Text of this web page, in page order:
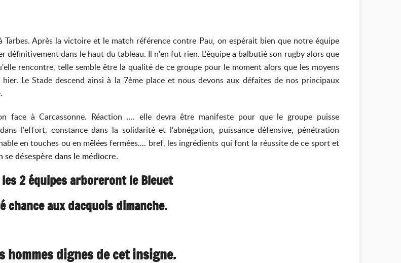
Après la victoire et le match référence contre Pau, on espérait bien que notre équipe
dans le haut du tableau. Il n'en fut rien. L'équipe a balbutié son rugby alors que
rencontre, telle semble être la qualité de ce groupe pour le moment alors que les moyens
Le Stade descend ainsi à la 7ème place et nous devons aux défaites de nos principaux
à Carcassonne. Réaction .... elle devra être manifeste pour que le groupe puisse
l'effort, constance dans la solidarité et l'abnégation, puissance défensive, pénétration
en touches ou en mêlées fermées.... bref, les ingrédients qui font la réussite de ce sport et
se désespère dans le médiocre.
les 2 équipes arboreront le Bleuet
chance aux dacquois dimanche.
hommes dignes de cet insigne.